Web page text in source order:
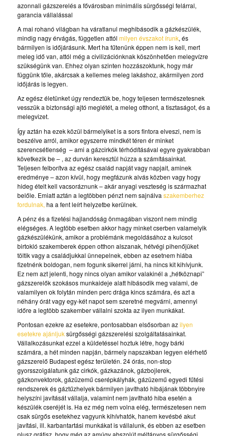
azonnali gázszerelés a fővárosban minimális sürgősségi felárral,
garancia vállalással
A mai rohanó világban ha váratlanul meghibásodik a gázkészülék,
mindig nagy érvágás, független attól milyen évszakot írunk, és
bármilyen is időjárásunk. Mert ha fűtenünk éppen nem is kell, mert
meleg idő van, attól még a civilizációnknak köszönhetően melegvízre
szükségünk van. Ehhez olyan szinten hozzászoktunk, hogy már
függünk tőle, akárcsak a kellemes meleg lakáshoz, akármilyen zord
időjárás is legyen.
Az egész életünket úgy rendeztük be, hogy teljesen természetesnek
vesszük a biztonsági ajtó meglétét, a meleg otthont, a tisztaságot, és a
melegvizet.
Így aztán ha ezek közül bármelyiket is a sors fintora elveszi, nem is
beszélve arról, amikor egyszerre mindkét téren ér minket
szerencsétlenség – ami a gázcirkók térhódításával egyre gyakrabban
következik be – , az durván keresztül húzza a számításainkat.
Teljesen felborítva az egész család napját vagy napjait, aminek
eredménye – azon kívül, hogy megfázunk alvás közben vagy hogy
hideg ételt kell vacsoráznunk – akár anyagi veszteség is származhat
belőle. Emiatt aztán a legtöbben pénzt nem sajnálva szakemberhez
fordulnak, ha a fent leírt helyzetbe kerülnek.
A pénz és a fizetési hajlandóság önmagában viszont nem mindig
elégséges. A legtöbb esetben akkor hagy minket cserben valamelyik
gázkészülékünk, amikor a problémánk megoldásához a kulcsot
birtokló szakemberek éppen otthon alszanak, hétvégi pihenőjüket
töltik vagy a családjukkal ünnepelnek, ebben az esetnem hiába
fizetnénk boldogan, nem fogunk sikerrel járni, ha nincs kit kihívjunk.
Ez nem azt jelenti, hogy nincs olyan amikor valakinél a „hétköznapi”
gázszerelők szokásos munkaideje alatt hibásodik meg valami, de
valamilyen ok folytán minden perc drága kincs számára, és azt a
néhány órát vagy egy-két napot sem szeretné megvárni, amennyi
időre a legtöbb szakember vállalni szokta az ilyen munkákat.
Pontosan ezekre az esetekre, pontosabban elsősorban azilyen
esetekre ajánljuksürgősségi gázszerelési szolgáltatásainkat.
Vállalkozásunkat ezzel a küldetéssel hoztuk létre, hogy bárki
számára, a hét minden napján, bármely napszakban legyen elérhető
gázszerelő Budapest egész területén. 24 órás, non-stop
gyorsszolgálatunk gáz cirkók, gázkazánok, gázbojlerek,
gázkonvektorok, gázüzemű cserépkályhák, gázüzemű egyedi fűtési
rendszerek és gáztűzhelyek bármilyen javítható hibájának többnyire
helyszíni javítását vállalja, valamint nem javítható hiba esetén a
készülék cseréjét is. Ha ez még nem volna elég, természetesen nem
csak sürgős esetekhez vagyunk kihívhatók, hanem kevésbé akut
javítási, ill. karbantartási munkákat is vállalunk, és ebben az esetben
plusz grátisz, hogy még az amúgy abszolút méltányos sürgősségi